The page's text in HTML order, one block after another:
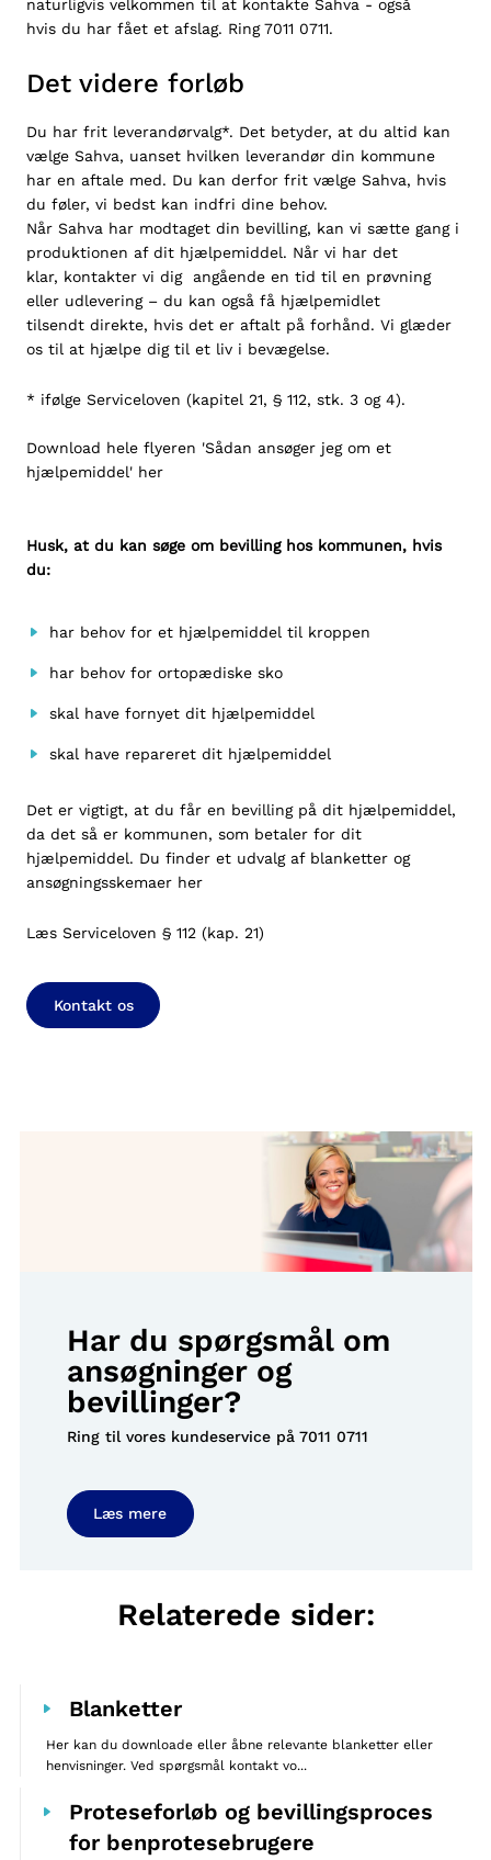
naturligvis velkommen til at kontakte Sahva - også
hvis du har fået et afslag. Ring7011 0711.
Det videre forløb
Du har frit leverandørvalg*. Det betyder, at du altid kan
vælge Sahva, uanset hvilken leverandør din kommune
har en aftale med. Du kan derfor frit vælge Sahva, hvis
du føler, vi bedst kan indfri dine behov.
Når Sahva har modtaget din bevilling, kan vi sætte gang i
produktionen af dit hjælpemiddel. Når vi har det
klar, kontakter vi dig angående en tid til en prøvning
eller udlevering – du kan også få hjælpemidlet
tilsendt direkte, hvis det er aftalt på forhånd. Vi glæder
os til at hjælpe dig til et liv i bevægelse.
* ifølge Serviceloven (kapitel 21, § 112, stk. 3 og 4).
Download hele flyeren 'Sådan ansøger jeg om et
hjælpemiddel' her
Husk, at du kan søge om bevilling hos kommunen, hvis
du:
har behov for et hjælpemiddel til kroppen
har behov for ortopædiske sko
skal have fornyet dit hjælpemiddel
skal have repareret dit hjælpemiddel
Det er vigtigt, at du får en bevilling på dit hjælpemiddel,
da det så er kommunen, som betaler for dit
hjælpemiddel. Du finder et udvalg af blanketter og
ansøgningsskemaer her
Læs Serviceloven § 112 (kap. 21)
Kontakt os
Har du spørgsmål om
ansøgninger og
bevillinger?
Ring til vores kundeservice på 7011 0711
Læs mere
Relaterede sider:
Blanketter
Her kan du downloade eller åbne relevante blanketter eller
henvisninger. Ved spørgsmål kontakt vo...
Proteseforløb og bevillingsproces
for benprotesebrugere